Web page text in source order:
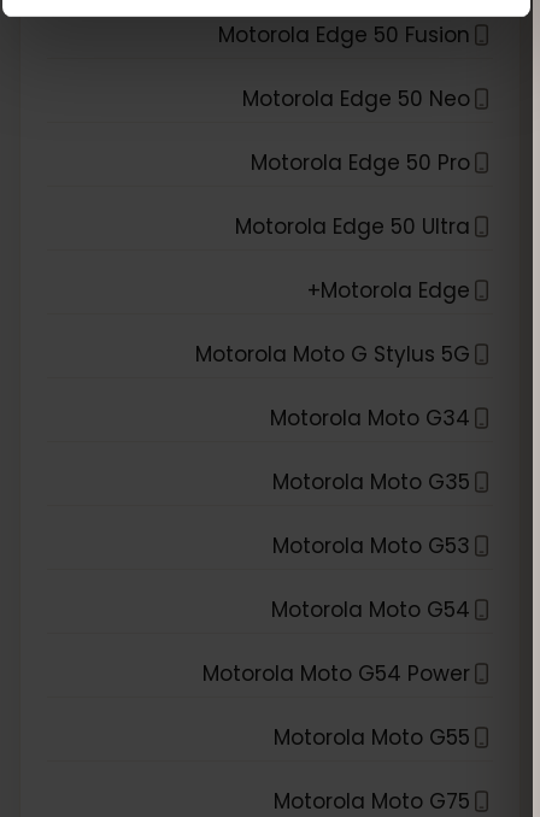
Motorola Edge 50 Fusion
Motorola Edge 50 Neo
Motorola Edge 50 Pro
Motorola Edge 50 Ultra
Motorola Edge+
Motorola Moto G Stylus 5G
Motorola Moto G34
Motorola Moto G35
Motorola Moto G53
Motorola Moto G54
Motorola Moto G54 Power
Motorola Moto G55
Motorola Moto G75